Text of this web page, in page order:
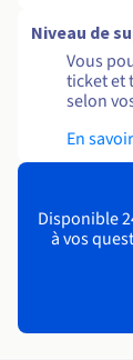
Niveau de
Vous
ticket et
selon
En
Disponible
à vos